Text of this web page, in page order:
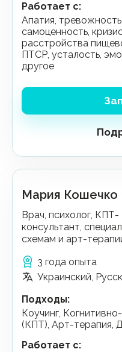
Работает с:
апатия, тревожность, депрессия, самооценка и
самоценность,
расстройства
ПТСР, усталость,
другое
Мария Кошечко
Врач, психолог, КПТ-
консультант,
схемам и арт-
3 года опыта
Украинский,
Подходы:
Коучинг, Когнитивно-поведенческая терапия
(КПТ), Арт-терапия,
Работает с: